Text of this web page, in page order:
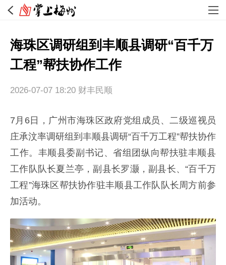
海珠区调研组到丰顺县调研“百千万
工程”帮扶协作工作
2026-07-07 18:20 财丰民顺
7月6日，广州市海珠区政府党组成员、二级巡视员
庄承汶率调研组到丰顺县调研“百千万工程”帮扶协作
工作。丰顺县委副书记、省组团纵向帮扶驻丰顺县
工作队队长夏兰亭，副县长罗灏，副县长、“百千万
工程”海珠区帮扶协作驻丰顺县工作队队长周方前参
加活动。